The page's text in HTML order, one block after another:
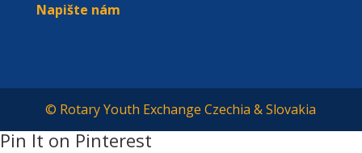
Napište nám
© Rotary Youth Exchange Czechia & Slovakia
Pin It on Pinterest